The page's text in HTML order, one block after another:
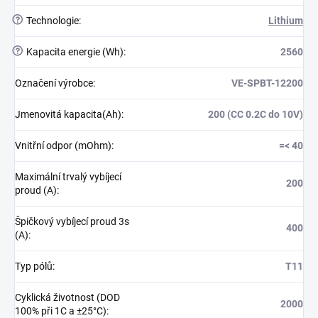
? Technologie: Lithium
? Kapacita energie (Wh): 2560
Označení výrobce: VE-SPBT-12200
Jmenovitá kapacita(Ah): 200 (CC 0.2C do 10V)
Vnitřní odpor (mOhm): =< 40
Maximální trvalý vybíjecí
proud (A):
200
Špičkový vybíjecí proud 3s
(A):
400
Typ pólů: T11
Cyklická životnost (DOD
100% při 1C a ±25°C):
2000